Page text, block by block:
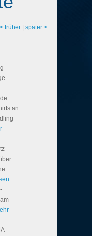
< früher später >
-
an
-